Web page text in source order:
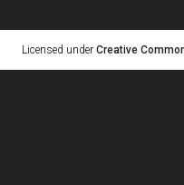
Licensed under Creative